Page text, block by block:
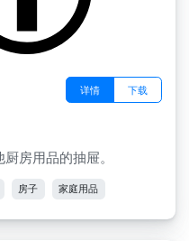
详情 下载
房用品的抽屉。
房子 家庭用品